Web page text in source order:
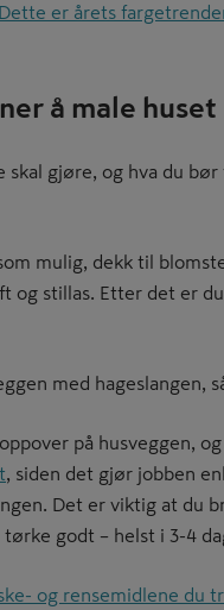
er årets
å male huset
skal gjøre, og hva du
mulig, dekk til
og stillas. Etter det er
med hageslangen,
på husveggen,
, siden det gjør jobben
Det er viktig at du
godt – helst i 3-4
og rensemidlene du